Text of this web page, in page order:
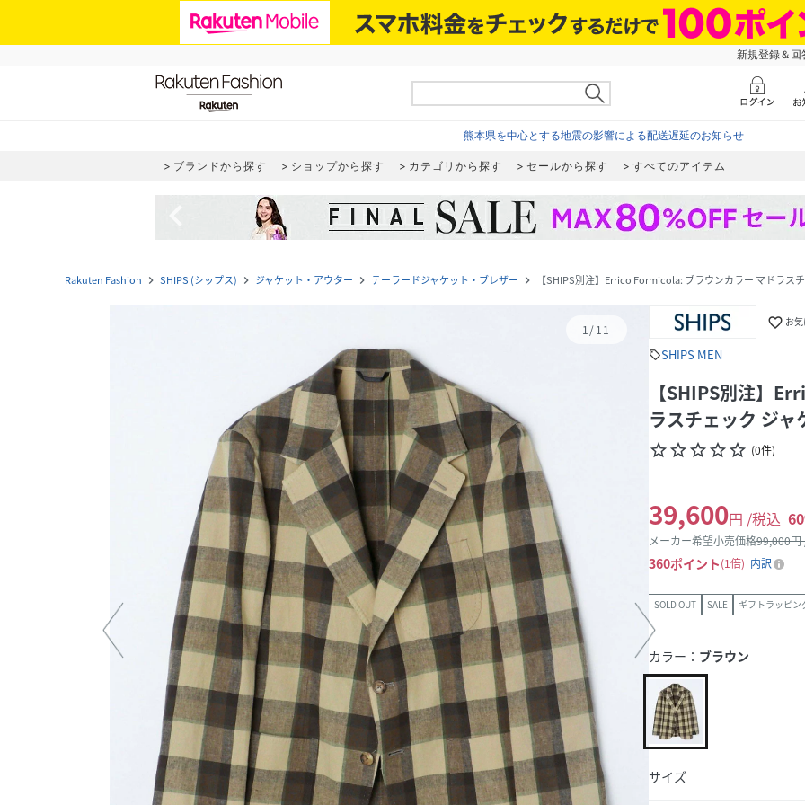
新規登録＆
熊本県を中心とする地震の影響による配送遅延のお知らせ
ブランドから探す ショップから探す カテゴリから探す セールから探す すべてのアイテム
Rakuten Fashion navigate_next SHIPS (シップス) navigate_next ジャケット・アウター navigate_next テーラードジャケット・ブレザー navigate_next 【SHIPS別注】Errico Formicola: ブラウンカラー マドラス
1/11 favorite_border お
sellSHIPS MEN
【SHIPS別注】
ラスチェック ジャ
star_borderstar_borderstar_borderstar_borderstar_border (0件)
39,600円 /税込 60
メーカー希望小売価格99,000円
360ポイント 1倍 内訳
SOLD OUT SALE ギフトラッピン
カラー： ブラウン
サイズ